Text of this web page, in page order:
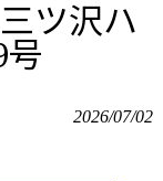
三ツ沢ハ
号
2026/07/02